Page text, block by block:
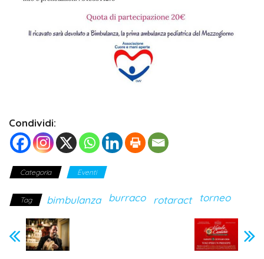
Condividi:
Categoria Eventi
Tag bimbulanza burraco rotaract torneo